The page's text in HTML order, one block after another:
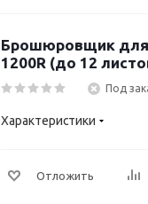
Брошюровщик для
1200R (до 12
Под
Характеристики
Отложить